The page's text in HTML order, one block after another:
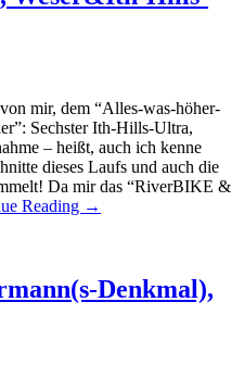
mir, dem “Alles-was-höher-
Sechster Ith-Hills-Ultra,
– heißt, auch ich kenne
dieses Laufs und auch die
Da mir das “RiverBIKE &
Reading →
Denkmal),